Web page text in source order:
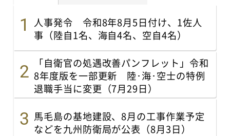
人事発令 令和8年8月5日付け、1佐人
事（陸自1名、海自4名、空自4名）
「自衛官の処遇改善パンフレット」令和
8年度版を一部更新 陸･海･空士の特例
退職手当に変更（7月29日）
馬毛島の基地建設、8月の工事作業予定
などを九州防衛局が公表（8月3日）